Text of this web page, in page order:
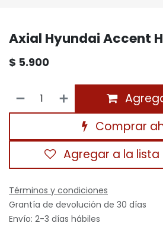
Axial Hyundai Accent
$ 5.900
Comprar
Agregar a la
Términos y condiciones
Grantía de devolución de 30 días
Envío: 2-3 días hábiles